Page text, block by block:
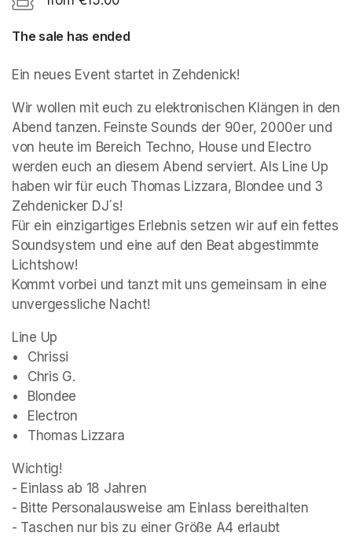
The sale has ended
Ein neues Event startet in Zehdenick!
Wir wollen mit euch zu elektronischen Klängen in den
Abend tanzen. Feinste Sounds der 90er, 2000er und
von heute im Bereich Techno, House und Electro
werden euch an diesem Abend serviert. Als Line Up
haben wir für euch Thomas Lizzara, Blondee und 3
Zehdenicker DJ´s!
Für ein einzigartiges Erlebnis setzen wir auf ein fettes
Soundsystem und eine auf den Beat abgestimmte
Lichtshow!
Kommt vorbei und tanzt mit uns gemeinsam in eine
unvergessliche Nacht!
Line Up
•	Chrissi
•	Chris G.
•	Blondee
•	Electron
•	Thomas Lizzara
Wichtig!
- Einlass ab 18 Jahren
- Bitte Personalausweise am Einlass bereithalten
- Taschen nur bis zu einer Größe A4 erlaubt